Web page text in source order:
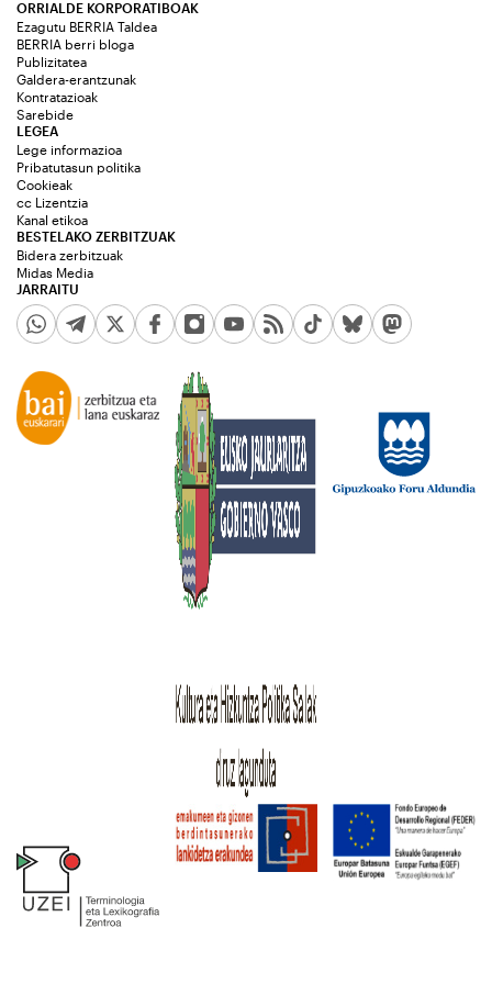
ORRIALDE KORPORATIBOAK
Ezagutu BERRIA Taldea
BERRIA berri bloga
Publizitatea
Galdera-erantzunak
Kontratazioak
Sarebide
JARRAITU
LEGEA
Lege informazioa
Pribatutasun politika
Cookieak
cc Lizentzia
Kanal etikoa
BESTELAKO ZERBITZUAK
Bidera zerbitzuak
Midas Media